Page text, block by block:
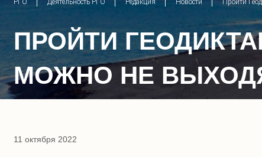
РГО Деятельность РГО Редакция Новости Пройти
ПРОЙТИ
МОЖНО НЕ
11 октября 2022